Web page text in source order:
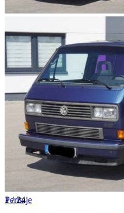
1/24
Peritaje